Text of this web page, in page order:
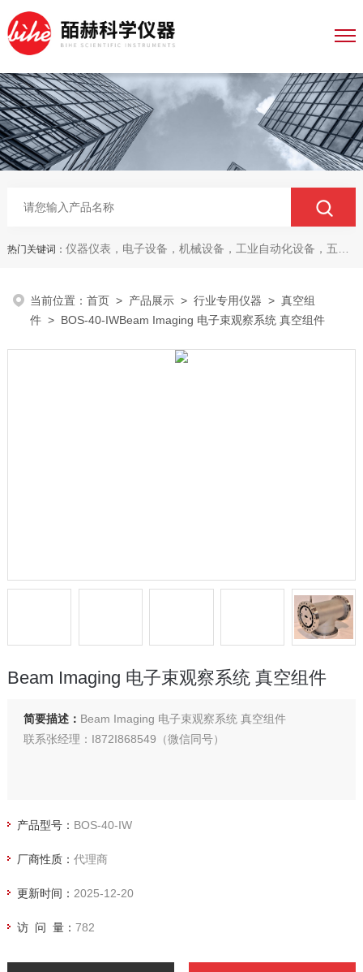
热门关键词： 仪器仪表，电子设备，机械设备，工业自动化设备，五金产品，电线电缆，金属材料，电子
当前位置：首页 > 产品展示 >行业专用仪器 >真空组
件 > BOS-40-IWBeam Imaging 电子束观察系统 真空组件
Beam Imaging 电子束观察系统 真空组件
简要描述： Beam Imaging 电子束观察系统 真空组件
联系张经理：I872I868549（微信同号）
产品型号： BOS-40-IW
厂商性质： 代理商
更新时间： 2025-12-20
访 问 量： 782